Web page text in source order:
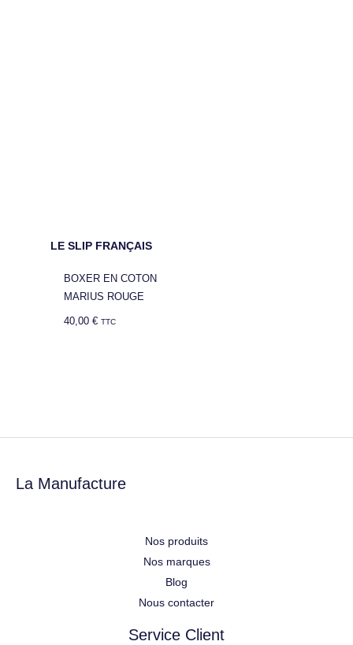
LE SLIP FRANÇAIS
BOXER EN COTON
MARIUS ROUGE
40,00€ TTC
La Manufacture
Nos produits
Nos marques
Blog
Nous contacter
Service Client